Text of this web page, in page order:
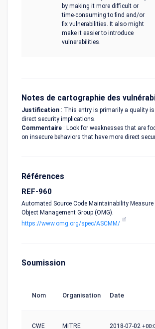
by making it more difficult or
time-consuming to find and/or
fix vulnerabilities. It also might
make it easier to introduce
vulnerabilities.
Notes de cartographie des
Justification : This entry is primarily a quality
direct security implications.
Commentaire : Look for weaknesses that are
on insecure behaviors that have more direct
Références
REF-960
Automated Source Code Maintainability Measure
Object Management Group (OMG).
https://www.omg.org/spec/ASCMM/
Soumission
Nom Organisation Date
CWE
MITRE 2018-07-02